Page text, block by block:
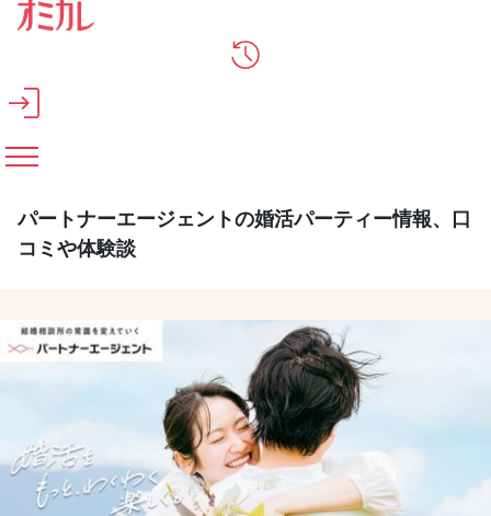
メインコンテンツへスキップ
パートナーエージェントの婚活パーティー情報、口
コミや体験談